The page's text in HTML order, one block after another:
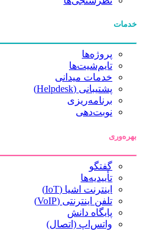
خدمات
پروژه‌ها
تایم‌شیت‌ها
خدمات میدانی
پشتیبانی (Helpdesk)
برنامه‌ریزی
نوبت‌دهی
بهره‌وری
گفتگو
تأییدیه‌ها
اینترنت اشیا (IoT)
تلفن اینترنتی (VoIP)
پایگاه دانش
واتس‌اپ (اتصال)